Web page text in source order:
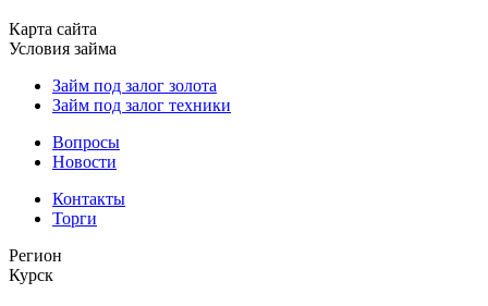
Карта сайта
Условия займа
Займ под залог золота
Займ под залог техники
Вопросы
Новости
Контакты
Торги
Регион
Курск